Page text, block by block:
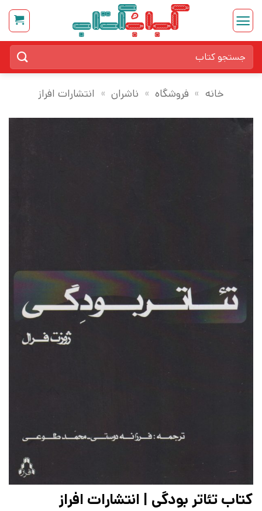
Skip
content
برای:
خانه » فروشگاه » ناشران » انتشارات افراز
کتاب تئاتر بودگی | انتشارات افراز